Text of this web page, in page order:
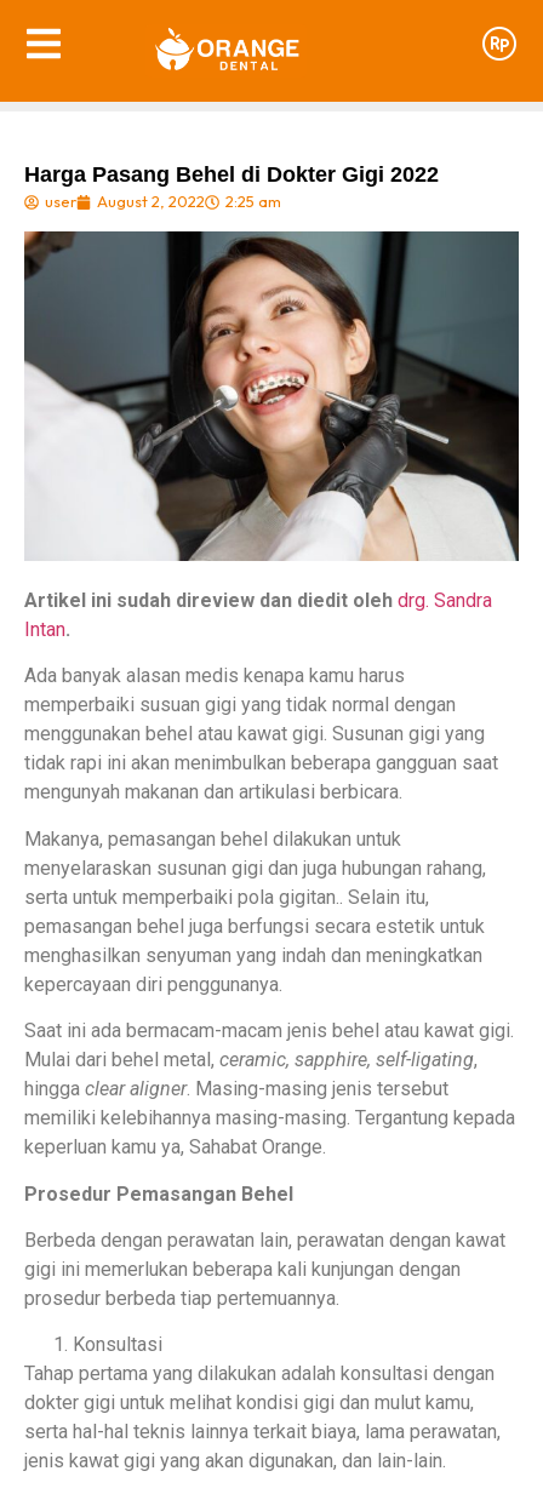
Harga Pasang Behel di Dokter Gigi 2022
user August 2, 2022 2:25 am
Artikel ini sudah direview dan diedit oleh drg. Sandra
Intan.
Ada banyak alasan medis kenapa kamu harus
memperbaiki susuan gigi yang tidak normal dengan
menggunakan behel atau kawat gigi. Susunan gigi yang
tidak rapi ini akan menimbulkan beberapa gangguan saat
mengunyah makanan dan artikulasi berbicara.
Makanya, pemasangan behel dilakukan untuk
menyelaraskan susunan gigi dan juga hubungan rahang,
serta untuk memperbaiki pola gigitan.. Selain itu,
pemasangan behel juga berfungsi secara estetik untuk
menghasilkan senyuman yang indah dan meningkatkan
kepercayaan diri penggunanya.
Saat ini ada bermacam-macam jenis behel atau kawat gigi.
Mulai dari behel metal, ceramic, sapphire, self-ligating,
hingga clear aligner. Masing-masing jenis tersebut
memiliki kelebihannya masing-masing. Tergantung kepada
keperluan kamu ya, Sahabat Orange.
Prosedur Pemasangan Behel
Berbeda dengan perawatan lain, perawatan dengan kawat
gigi ini memerlukan beberapa kali kunjungan dengan
prosedur berbeda tiap pertemuannya.
Konsultasi
Tahap pertama yang dilakukan adalah konsultasi dengan
dokter gigi untuk melihat kondisi gigi dan mulut kamu,
serta hal-hal teknis lainnya terkait biaya, lama perawatan,
jenis kawat gigi yang akan digunakan, dan lain-lain.